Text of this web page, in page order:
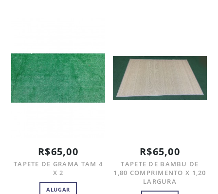
R$65,00
TAPETE DE GRAMA TAM 4
X 2
ALUGAR
R$65,00
TAPETE DE BAMBU DE
1,80 COMPRIMENTO X 1,20
LARGURA